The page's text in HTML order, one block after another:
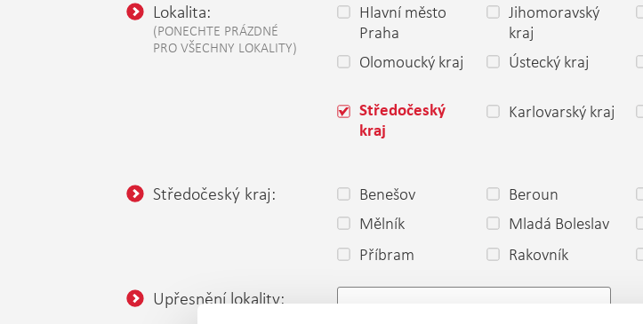
Lokalita:
(PONECHTE PRÁZDNÉ
PRO VŠECHNY LOKALITY)
Hlavní město
Praha
Jihomoravský
kraj
Olomoucký kraj Ústecký kraj
Středočeský
kraj
Karlovarský kraj
Středočeský kraj: Benešov Beroun
Mělník
Mladá Boleslav
Příbram Rakovník
Upřesnění lokality: